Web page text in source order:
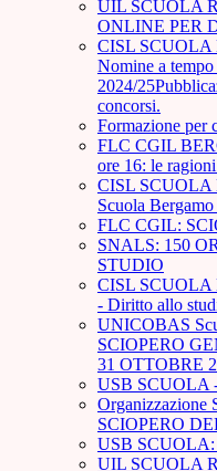
UIL SCUOLA
ONLINE PER
CISL SCUOLA
Nomine a
2024/
concorsi.
Formazione per
FLC CGIL
ore 16: le
CISL SCUOLA
Scuola
FLC CGIL:
SNALS: 150
STUDIO
CISL SCUOLA
- Diritto allo
UNICOBAS
SCIOPERO
31 OTTOBRE
USB SCUOLA -
Organizzazione
SCIOPERO
USB
UIL SCUOLA